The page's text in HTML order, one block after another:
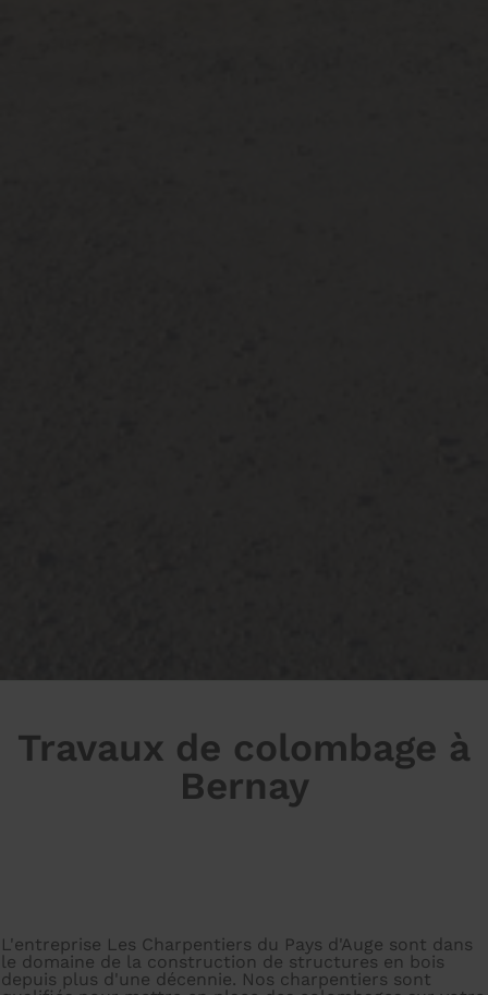
Travaux de colombage à
Bernay
L'entreprise Les Charpentiers du Pays d'Auge sont dans
le domaine de la construction de structures en bois
depuis plus d'une décennie. Nos charpentiers sont